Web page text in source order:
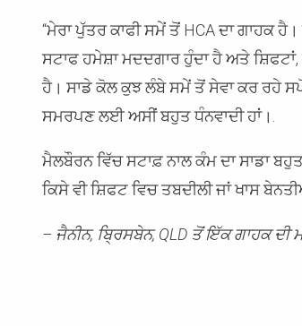
“ਮੇਰਾ ਪੁੱਤਰ ਕਾਫੀ ਸਮੇਂ ਤੋਂ HCA ਦਾ ਗਾਹਕ
ਸਟਾਫ ਹਮੇਸ਼ਾ ਮਦਦਗਾਰ ਹੁੰਦਾ ਹੈ ਅਤੇ
ਹੈ। ਸਾਡੇ ਕੋਲ ਕੁਝ ਲੰਬੇ ਸਮੇਂ ਤੋਂ ਸੇਵਾ ਕਰ ਰਹੇ
ਸਮਰਪਣ ਲਈ ਅਸੀਂ ਬਹੁਤ ਧੰਨਵਾਦੀ ਹਾਂ।.
ਮੈਲਬੌਰਨ ਵਿੱਚ ਸਟਾਫ਼ ਨਾਲ ਕੰਮ ਦਾ ਸਾਡਾ
ਕਿਸੇ ਵੀ ਸ਼ਿਫਟ ਵਿਚ ਤਬਦੀਲੀ ਜਾਂ ਖਾਸ
– ਜੈਨੀਨ, ਬ੍ਰਿਸਬੇਨ, QLD ਤੋਂ ਇੱਕ ਗਾਹਕ ਦੀ